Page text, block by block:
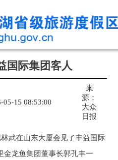
国际集团客人
05-15 08:53:00
来
源：
大众
日报
武在山东大厦会见了丰益国际
金龙鱼集团董事长郭孔丰一